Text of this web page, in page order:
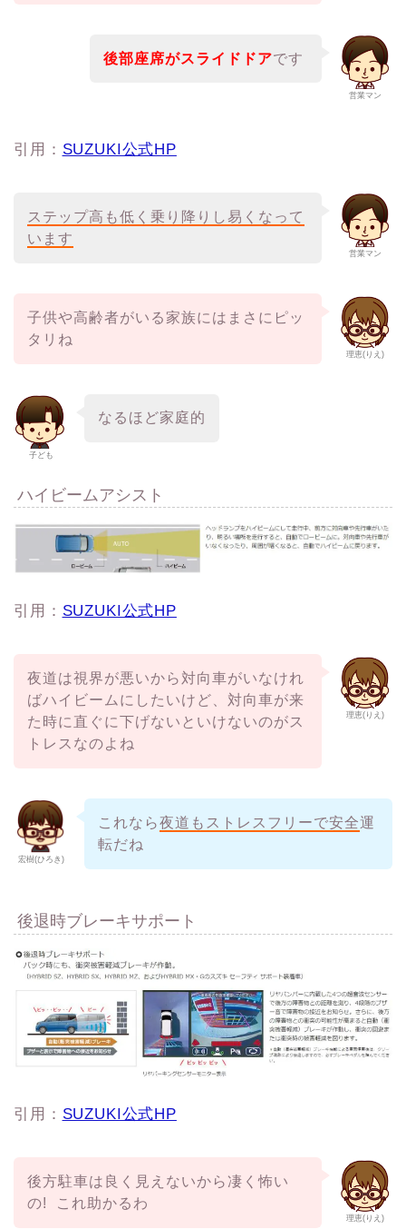
営業マン
後部座席がスライドドアです
ステップ高も低く乗り降りし易くなって
います
子供や高齢者がいる家族にはまさにピッ
ハイビームアシスト
夜道は視界が悪いから対向車がいなけれ
ばハイビームにしたいけど、対向車が来
た時に直ぐに下げないといけないのがス
これなら 夜道もストレスフリーで安全運
後退時ブレーキサポート
SUZUKI公式HP
後方駐車は良く見えないから凄く怖い